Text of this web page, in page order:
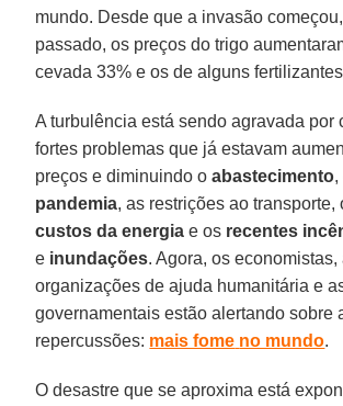
mundo. Desde que a invasão
passado, os preços do trigo
cevada 33% e os de alguns
A turbulência está sendo agravada por
fortes problemas que já estavam
preços e diminuindo oabastecimento,
pandemia, as restrições ao transporte,
custos da energia e os recentes
e inundações. Agora, os economistas,
organizações de ajuda humanitária e
governamentais estão alertando sobre
repercussões: mais fome no mundo.
O desastre que se aproxima está